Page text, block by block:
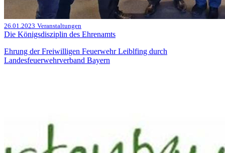
26.01.2023 Veranstaltungen
Die Königsdisziplin des Ehrenamts
Ehrung der Freiwilligen Feuerwehr Leiblfing durch
Landesfeuerwehrverband Bayern